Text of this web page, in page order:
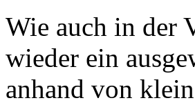
Wie auch in der
wieder ein
anhand von